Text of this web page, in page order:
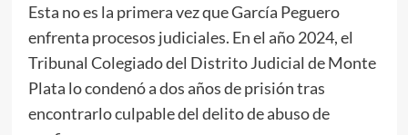
Esta no es la primera vez que García Peguero
enfrenta procesos judiciales. En el año 2024, el
Tribunal Colegiado del Distrito Judicial de Monte
Plata lo condenó a dos años de prisión tras
encontrarlo culpable del delito de abuso de